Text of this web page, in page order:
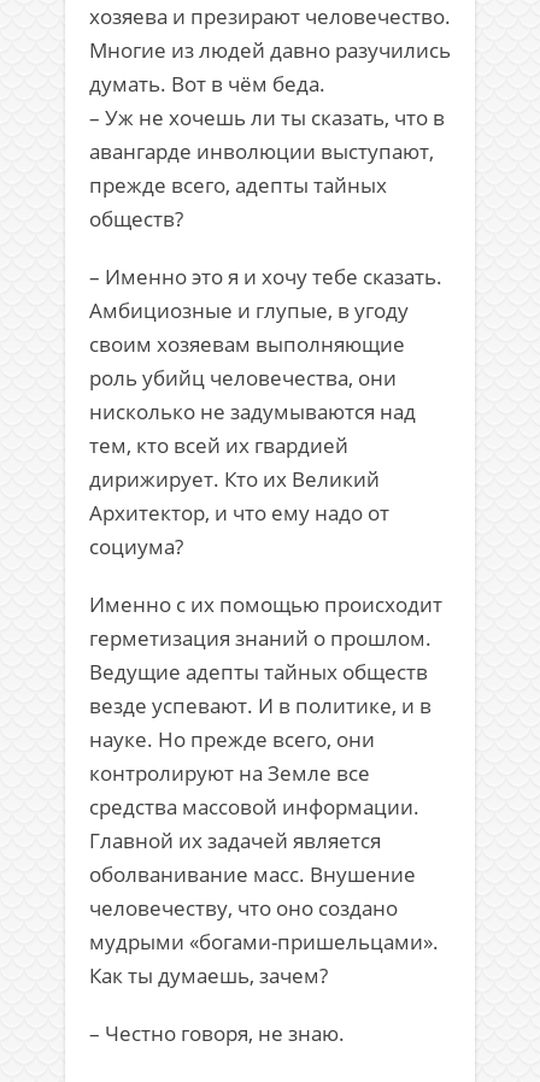
хозяева и презирают человечество.
Многие из людей давно разучились
думать. Вот в чём беда.
– Уж не хочешь ли ты сказать, что в
авангарде инволюции выступают,
прежде всего, адепты тайных
обществ?
– Именно это я и хочу тебе сказать.
Амбициозные и глупые, в угоду
своим хозяевам выполняющие
роль убийц человечества, они
нисколько не задумываются над
тем, кто всей их гвардией
дирижирует. Кто их Великий
Архитектор, и что ему надо от
социума?
Именно с их помощью происходит
герметизация знаний о прошлом.
Ведущие адепты тайных обществ
везде успевают. И в политике, и в
науке. Но прежде всего, они
контролируют на Земле все
средства массовой информации.
Главной их задачей является
оболванивание масс. Внушение
человечеству, что оно создано
мудрыми «богами-пришельцами».
Как ты думаешь, зачем?
– Честно говоря, не знаю.